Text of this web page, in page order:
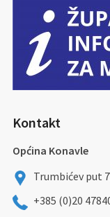
Kontakt
Općina Konavle
Trumbićev put
+385 (0)20